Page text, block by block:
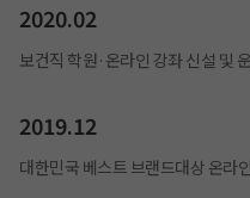
2020.02
보건직 학원·온라인 강좌 신설 및
2019.12
대한민국 베스트 브랜드대상 온라